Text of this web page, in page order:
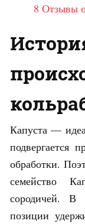
8 Отзывы
Капуста —
подвергается
обработки.
семейство
сородичей. В
позиции